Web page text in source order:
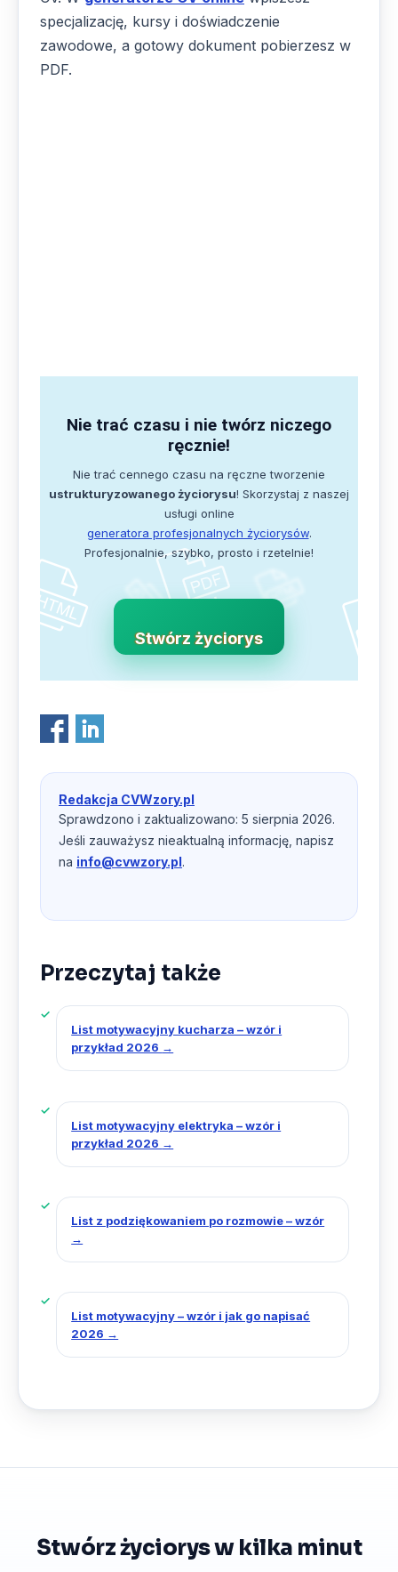
specjalizację, kursy i doświadczenie
zawodowe, a gotowy dokument pobierzesz w
PDF.
Nie trać czasu i nie twórz niczego
ręcznie!
Nie trać cennego czasu na ręczne tworzenie
ustrukturyzowanego życiorysu! Skorzystaj z naszej
usługi online
generatora profesjonalnych życiorysów.
Profesjonalnie, szybko, prosto i rzetelnie!
Stwórz życiorys
Redakcja CVWzory.pl
Sprawdzono i zaktualizowano: 5 sierpnia 2026.
Jeśli zauważysz nieaktualną informację, napisz
na info@cvwzory.pl.
Przeczytaj także
List motywacyjny kucharza – wzór i
przykład 2026 →
List motywacyjny elektryka – wzór i
przykład 2026 →
List z podziękowaniem po rozmowie – wzór
→
List motywacyjny – wzór i jak go napisać
2026 →
Stwórz życiorys w kilka minut